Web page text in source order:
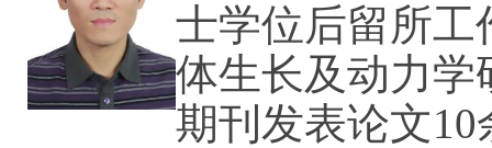
士学位后留所工
体生长及动力学
期刊发表论文